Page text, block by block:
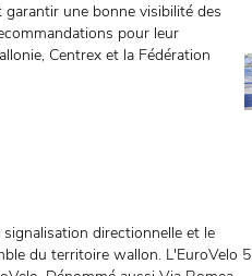
une bonne visibilité des
pour leur
Centrex et la Fédération
directionnelle et le
du territoire wallon. L'EuroVelo 5